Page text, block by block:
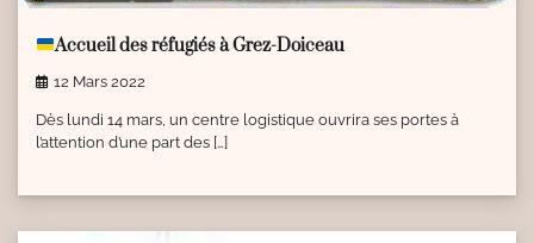
Accueil des réfugiés à Grez-Doiceau
12 Mars 2022
Dès lundi 14 mars, un centre logistique ouvrira ses portes à
l’attention d’une part des […]